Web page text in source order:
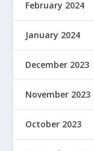
February 2024
January 2024
December 2023
November 2023
October 2023